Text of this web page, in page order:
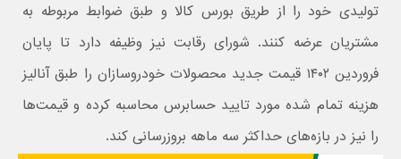
تولیدی خود را از طریق بورس کالا و طبق ضوابط مربوطه به
مشتریان عرضه کنند. شورای رقابت نیز وظیفه دارد تا پایان
فروردین ۱۴۰۲ قیمت جدید محصولات خودروسازان را طبق آنالیز
هزینه تمام شده مورد تایید حسابرس محاسبه کرده و قیمت‌ها
را نیز در بازه‌های حداکثر سه ماهه بروزرسانی کند.